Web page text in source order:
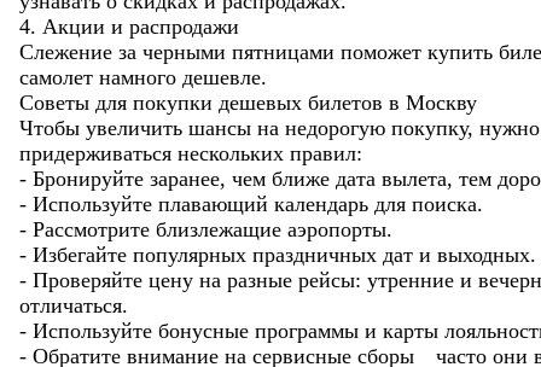
4. Акции и распродажи
Слежение за черными пятницами поможет купить
самолет намного дешевле.
Советы для покупки дешевых билетов в Москву
Чтобы увеличить шансы на недорогую покупку, нужно
придерживаться нескольких правил:
- Бронируйте заранее, чем ближе дата вылета, тем
- Используйте плавающий календарь для поиска.
- Рассмотрите близлежащие аэропорты.
- Избегайте популярных праздничных дат и выходных.
- Проверяйте цену на разные рейсы: утренние и
отличаться.
- Используйте бонусные программы и карты
- Обратите внимание на сервисные сборы часто они